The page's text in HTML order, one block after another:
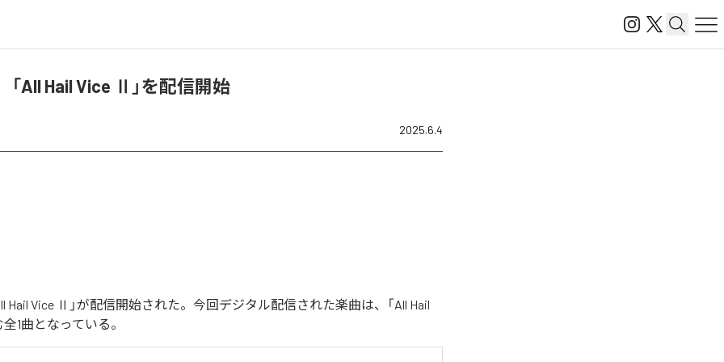
「All Hail Vice Ⅱ」を配信開始
2025.6.4
Hail Vice Ⅱ」が配信開始された。今回デジタル配信された楽曲は、「All Hail
1曲となっている。